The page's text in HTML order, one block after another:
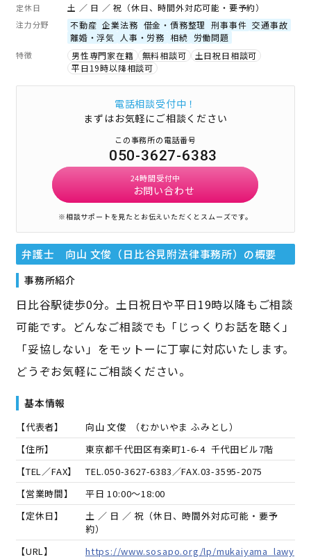
定休日 土 ／ 日 ／ 祝（休日、時間外対応可能・要予約）
注力分野 不動産 企業法務 借金・債務整理 刑事事件 交通事故
離婚・浮気
人事・労務 相続 労働問題
特徴 男性専門家在籍 無料相談可
土日祝日相談可
平日19時以降相談可
電話相談受付中！
まずはお気軽にご相談ください
この事務所の電話番号
050-3627-6383
24時間受付中
お問い合わせ
※相談サポートを見たとお伝えいただくとスムーズです。
弁護士 向山 文俊（日比谷見附法律事務所） の概要
事務所紹介
日比谷駅徒歩0分。土日祝日や平日19時以降もご相談
可能です。どんなご相談でも「じっくりお話を聴く」
「妥協しない」をモットーに丁寧に対応いたします。
どうぞお気軽にご相談ください。
基本情報
【代表者】 向山 文俊 （むかいやま ふみとし）
【住所】
東京都千代田区有楽町1-6-4 千代田ビル7階
【TEL／FAX】
TEL.050-3627-6383 ／FAX.03-3595-2075
【営業時間】
平日 10:00～18:00
【定休日】
土 ／ 日 ／ 祝（休日、時間外対応可能・要予
約）
【URL】
https://www.sosapo.org/lp/mukaiyama_lawy